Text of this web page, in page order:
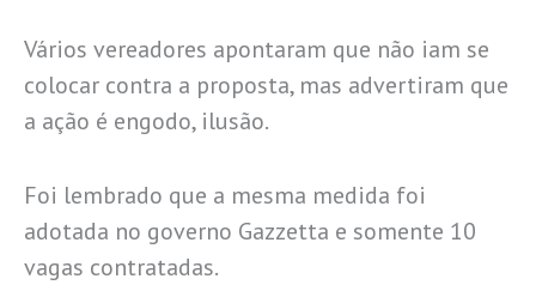
Vários vereadores apontaram que não iam se
colocar contra a proposta, mas advertiram que
a ação é engodo, ilusão.
Foi lembrado que a mesma medida foi
adotada no governo Gazzetta e somente 10
vagas contratadas.